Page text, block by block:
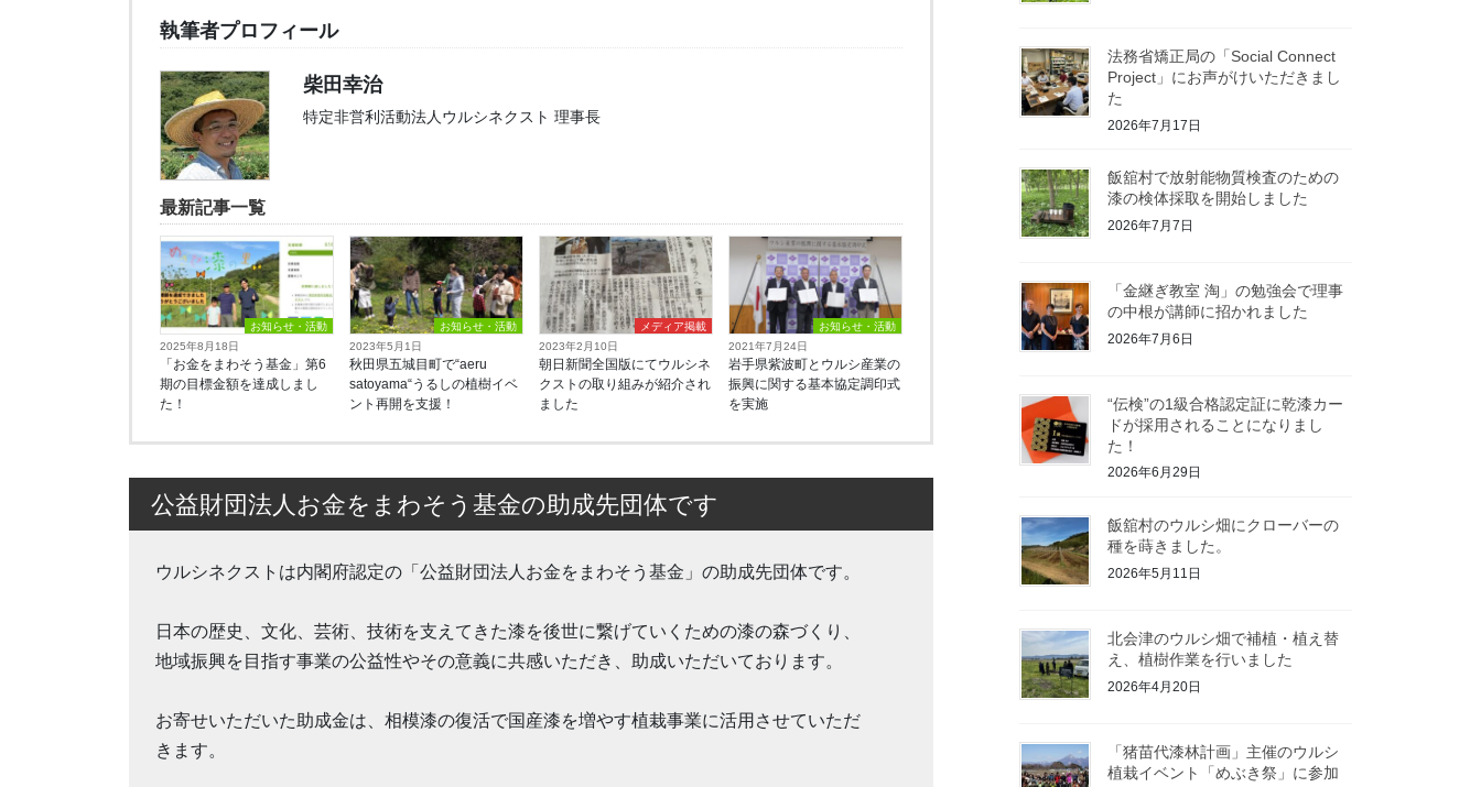
執筆者プロフィール
柴田幸治
特定非営利活動法人ウルシネクスト 理事長
最新記事一覧
お知らせ・活動
2025年8月18日
「お金をまわそう基金」第6
期の目標金額を達成しまし
た！
お知らせ・活動
2023年5月1日
秋田県五城目町で“aeru
satoyama“うるしの植樹イベ
ント再開を支援！
メディア掲載
2023年2月10日
朝日新聞全国版にてウルシネ
クストの取り組みが紹介され
ました
お知らせ・活動
2021年7月24日
岩手県紫波町とウルシ産業の
振興に関する基本協定調印式
を実施
公益財団法人お金をまわそう基金の助成先団体です
ウルシネクストは内閣府認定の「公益財団法人お金をまわそう基金」の助成先団体です。
日本の歴史、文化、芸術、技術を支えてきた漆を後世に繋げていくための漆の森づくり、
地域振興を目指す事業の公益性やその意義に共感いただき、助成いただいております。
お寄せいただいた助成金は、相模漆の復活で国産漆を増やす植栽事業に活用させていただ
きます。
法務省矯正局の「Social Connect
Project」にお声がけいただきまし
た
2026年7月17日
飯舘村で放射能物質検査のための
漆の検体採取を開始しました
2026年7月7日
「金継ぎ教室 淘」の勉強会で理事
の中根が講師に招かれました
2026年7月6日
“伝検”の1級合格認定証に乾漆カー
ドが採用されることになりまし
た！
2026年6月29日
飯舘村のウルシ畑にクローバーの
種を蒔きました。
2026年5月11日
北会津のウルシ畑で補植・植え替
え、植樹作業を行いました
2026年4月20日
「猪苗代漆林計画」主催のウルシ
植栽イベント「めぶき祭」に参加